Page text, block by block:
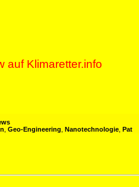
auf Klimaretter.info
Geo-Engineering Nanotechnologie Pat